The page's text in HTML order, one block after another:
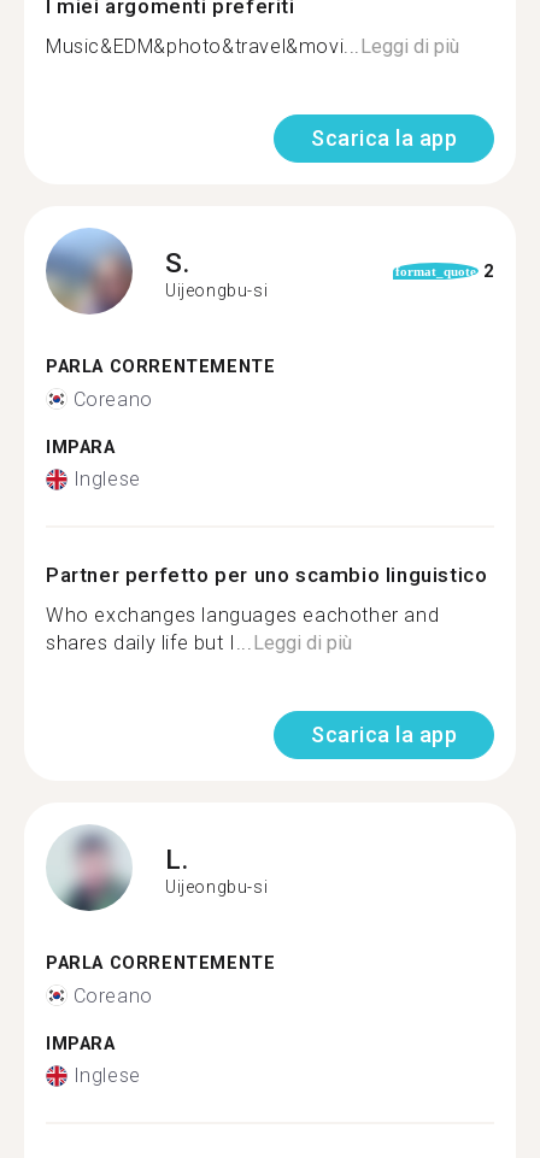
I miei argomenti preferiti
Music&EDM&photo&travel&movi...Leggi di più
Scarica la app
S.
Uijeongbu-si
format_quote 2
PARLA CORRENTEMENTE
Coreano
IMPARA
Inglese
Partner perfetto per uno scambio linguistico
Who exchanges languages eachother and
shares daily life but I...Leggi di più
Scarica la app
L.
Uijeongbu-si
PARLA CORRENTEMENTE
Coreano
IMPARA
Inglese